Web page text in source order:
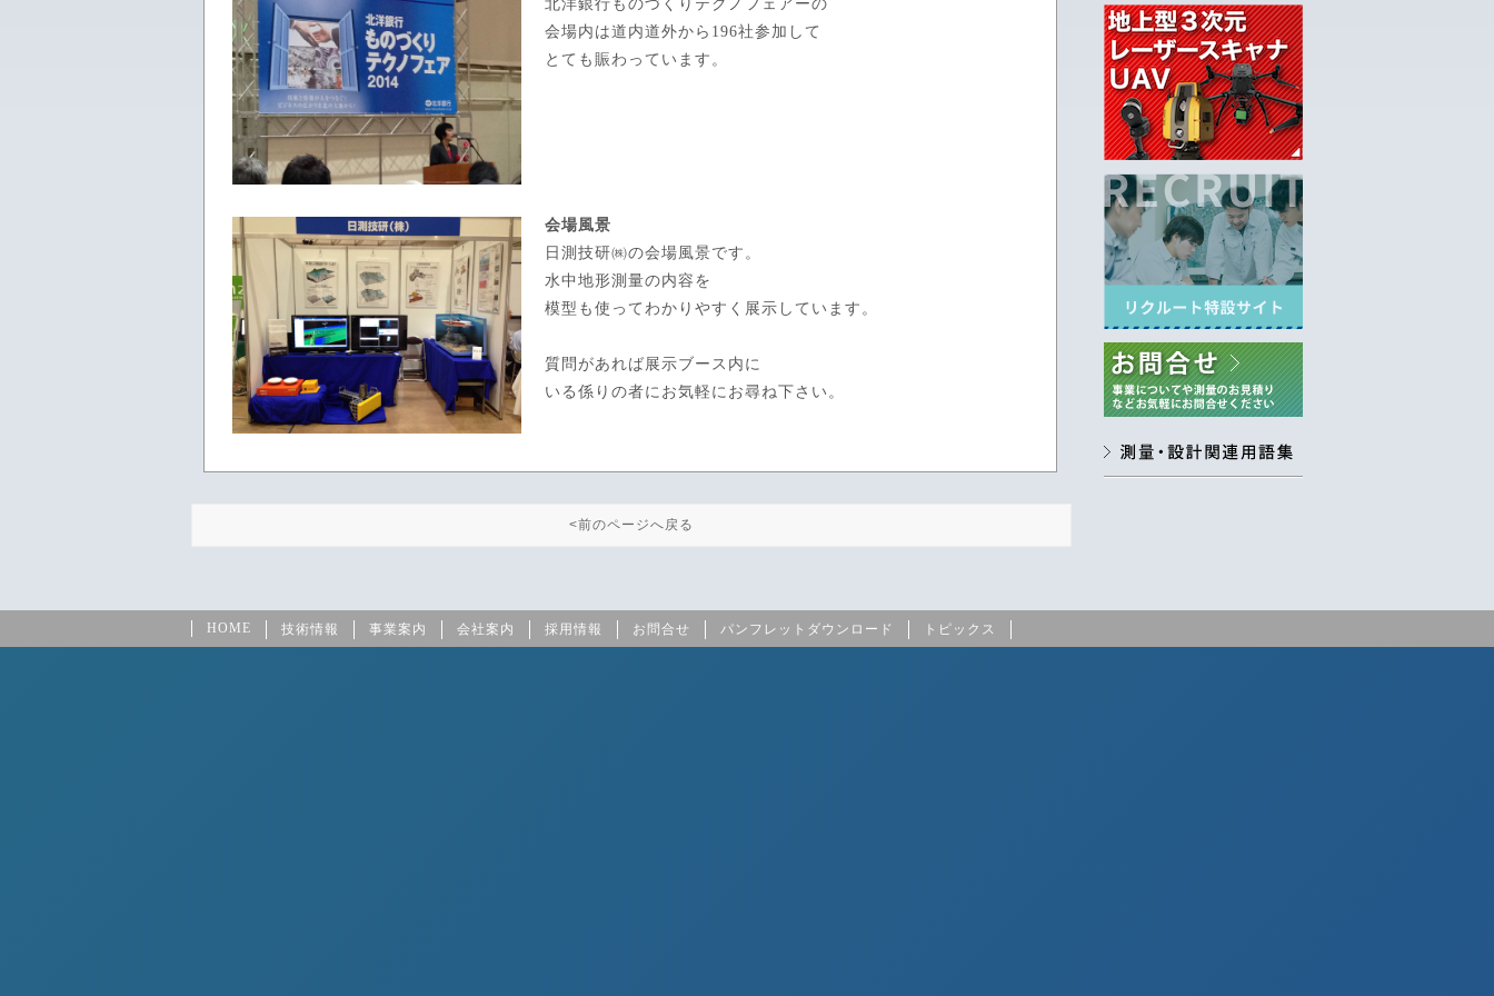
北洋銀行ものづくりテクノフェアーの
会場内は道内道外から196社参加して
とても賑わっています。
会場風景
日測技研㈱の会場風景です。
水中地形測量の内容を
模型も使ってわかりやすく展示しています。
質問があれば展示ブース内に
いる係りの者にお気軽にお尋ね下さい。
<前のページへ戻る
HOME 技術情報 事業案内 会社案内 採用情報 お問合せ パンフレットダウンロード トピックス